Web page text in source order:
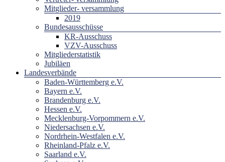
Mitglieder- versammlung
2019
Bundesausschüsse
KR-Ausschuss
VZV-Ausschuss
Mitgliederstatistik
Jubiläen
Landesverbände
Baden-Württemberg e.V.
Bayern e.V.
Brandenburg e.V.
Hessen e.V.
Mecklenburg-Vorpommern e.V.
Niedersachsen e.V.
Nordrhein-Westfalen e.V.
Rheinland-Pfalz e.V.
Saarland e.V.